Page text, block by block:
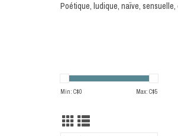
Poétique, ludique, naïve,
Min: C$0 Max: C$5